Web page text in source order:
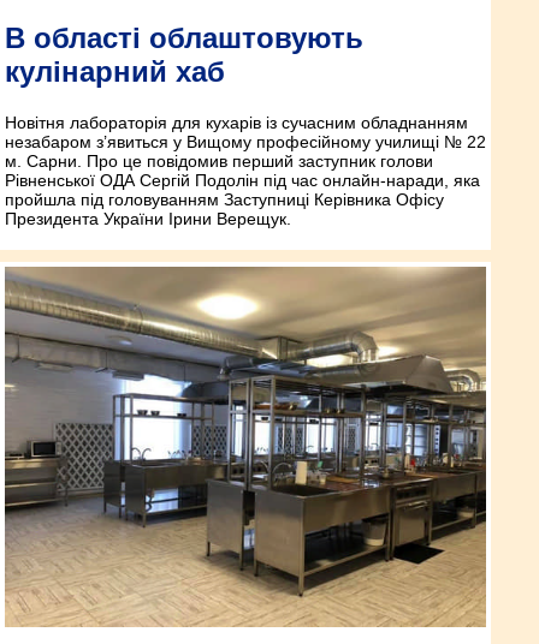
В області облаштовують
кулінарний хаб
Новітня лабораторія для кухарів із сучасним обладнанням
незабаром з’явиться у Вищому професійному училищі № 22
м. Сарни. Про це повідомив перший заступник голови
Рівненської ОДА Сергій Подолін під час онлайн-наради, яка
пройшла під головуванням Заступниці Керівника Офісу
Президента України Ірини Верещук.